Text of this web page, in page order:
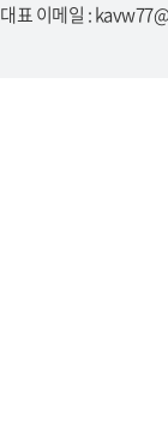
대표 이메일 :